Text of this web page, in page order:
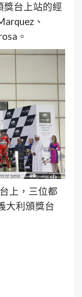
獎台上站的經
、
。
上，三位都
大利頒獎台